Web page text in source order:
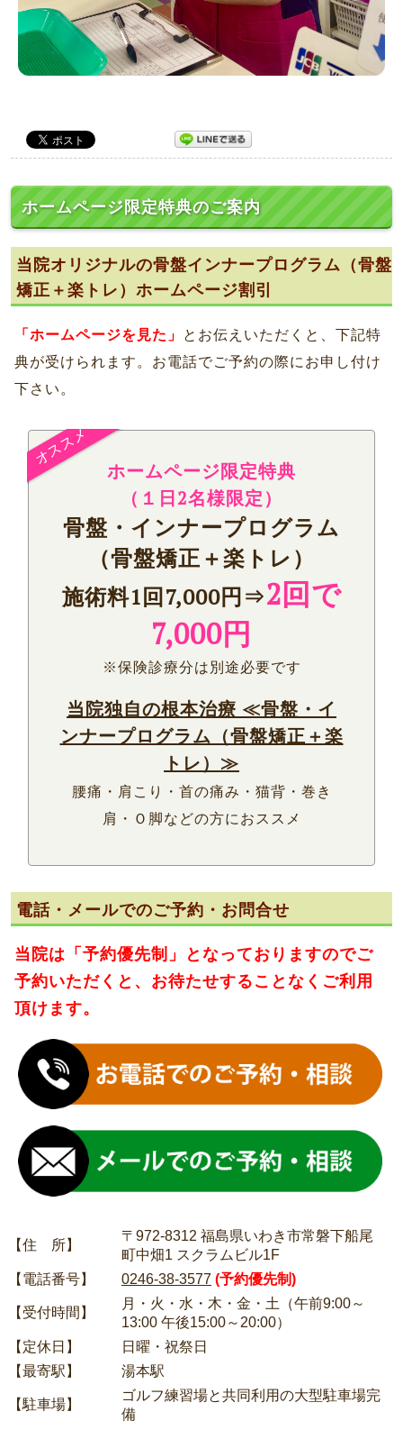
ホームページ限定特典のご案内
当院オリジナルの骨盤インナープログラム（骨盤
矯正＋楽トレ）ホームページ割引
「ホームページを見た」
とお伝えいただくと、下記特
典が受けられます。お電話でご予約の際にお申し付け
下さい。
ホームページ限定特典
（ １日2名様限定）
骨盤・インナープログラム
（骨盤矯正＋楽トレ）
施術料1回7,000円⇒2回で
7,000円
※保険診療分は別途必要です
当院独自の根本治療 ≪骨盤・イ
ンナープログラム（骨盤矯正＋楽
トレ）≫
腰痛・肩こり・首の痛み・猫背・巻き
肩・Ｏ脚などの方におススメ
電話・メールでのご予約・お問合せ
当院は 「予約優先制」
となっておりますのでご
予約いただくと、お待たせすることなくご利用
頂けます。
【住 所】
〒972-8312 福島県いわき市常磐下船尾
町中畑1 スクラムビル1F
【電話番号】
0246-38-3577 (予約優先制)
【受付時間】
月・火・水・木・金・土（午前9:00～
13:00 午後15:00～20:00）
【定休日】
日曜・祝祭日
【最寄駅】
湯本駅
【駐車場】
ゴルフ練習場と共同利用の大型駐車場完
備